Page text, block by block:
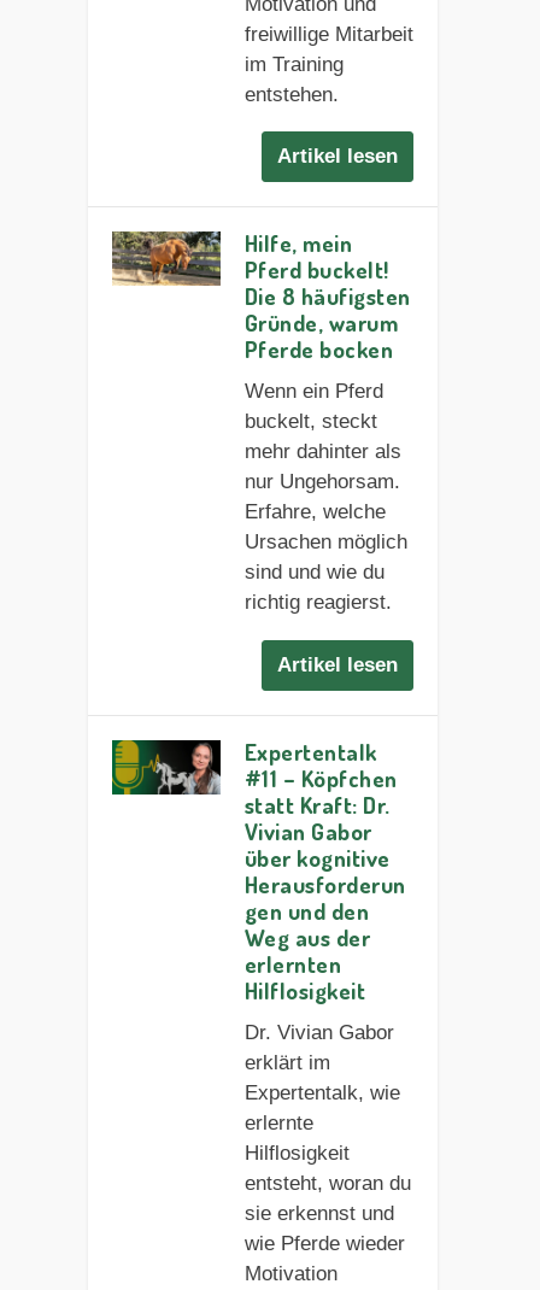
freiwillige Mitarbeit
im Training
entstehen.
Artikel lesen
Hilfe, mein
Pferd buckelt!
Die 8 häufigsten
Gründe, warum
Pferde bocken
Wenn ein Pferd
buckelt, steckt
mehr dahinter als
nur Ungehorsam.
Erfahre, welche
Ursachen möglich
sind und wie du
richtig reagierst.
Artikel lesen
Expertentalk
#11 – Köpfchen
statt Kraft: Dr.
Vivian Gabor
über kognitive
Herausforderun
gen und den
Weg aus der
erlernten
Hilflosigkeit
Dr. Vivian Gabor
erklärt im
Expertentalk, wie
erlernte
Hilflosigkeit
entsteht, woran du
sie erkennst und
wie Pferde wieder
Motivation